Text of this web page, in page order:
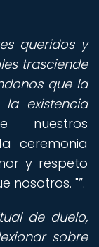
queridos y
trasciende
que la
existencia
nuestros
ceremonia
y respeto
nosotros. " .
de duelo,
sobre